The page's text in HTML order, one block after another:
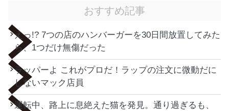
おすすめ記事
えっ!? 7つの店のハンバーガーを30日間放置してみた
ら、1つだけ無傷だった
ラッパーよ これがプロだ！ラップの注文に微動だに
しないマック店員
運転中、路上に息絶えた猫を発見。通り過ぎるも、